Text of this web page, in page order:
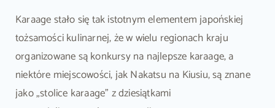
Karaage stało się tak istotnym elementem japońskiej
tożsamości kulinarnej, że w wielu regionach kraju
organizowane są konkursy na najlepsze karaage, a
niektóre miejscowości, jak Nakatsu na Kiusiu, są znane
jako „stolice karaage” z dziesiątkami